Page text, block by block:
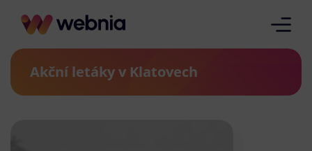
Akční letáky v Klatovech